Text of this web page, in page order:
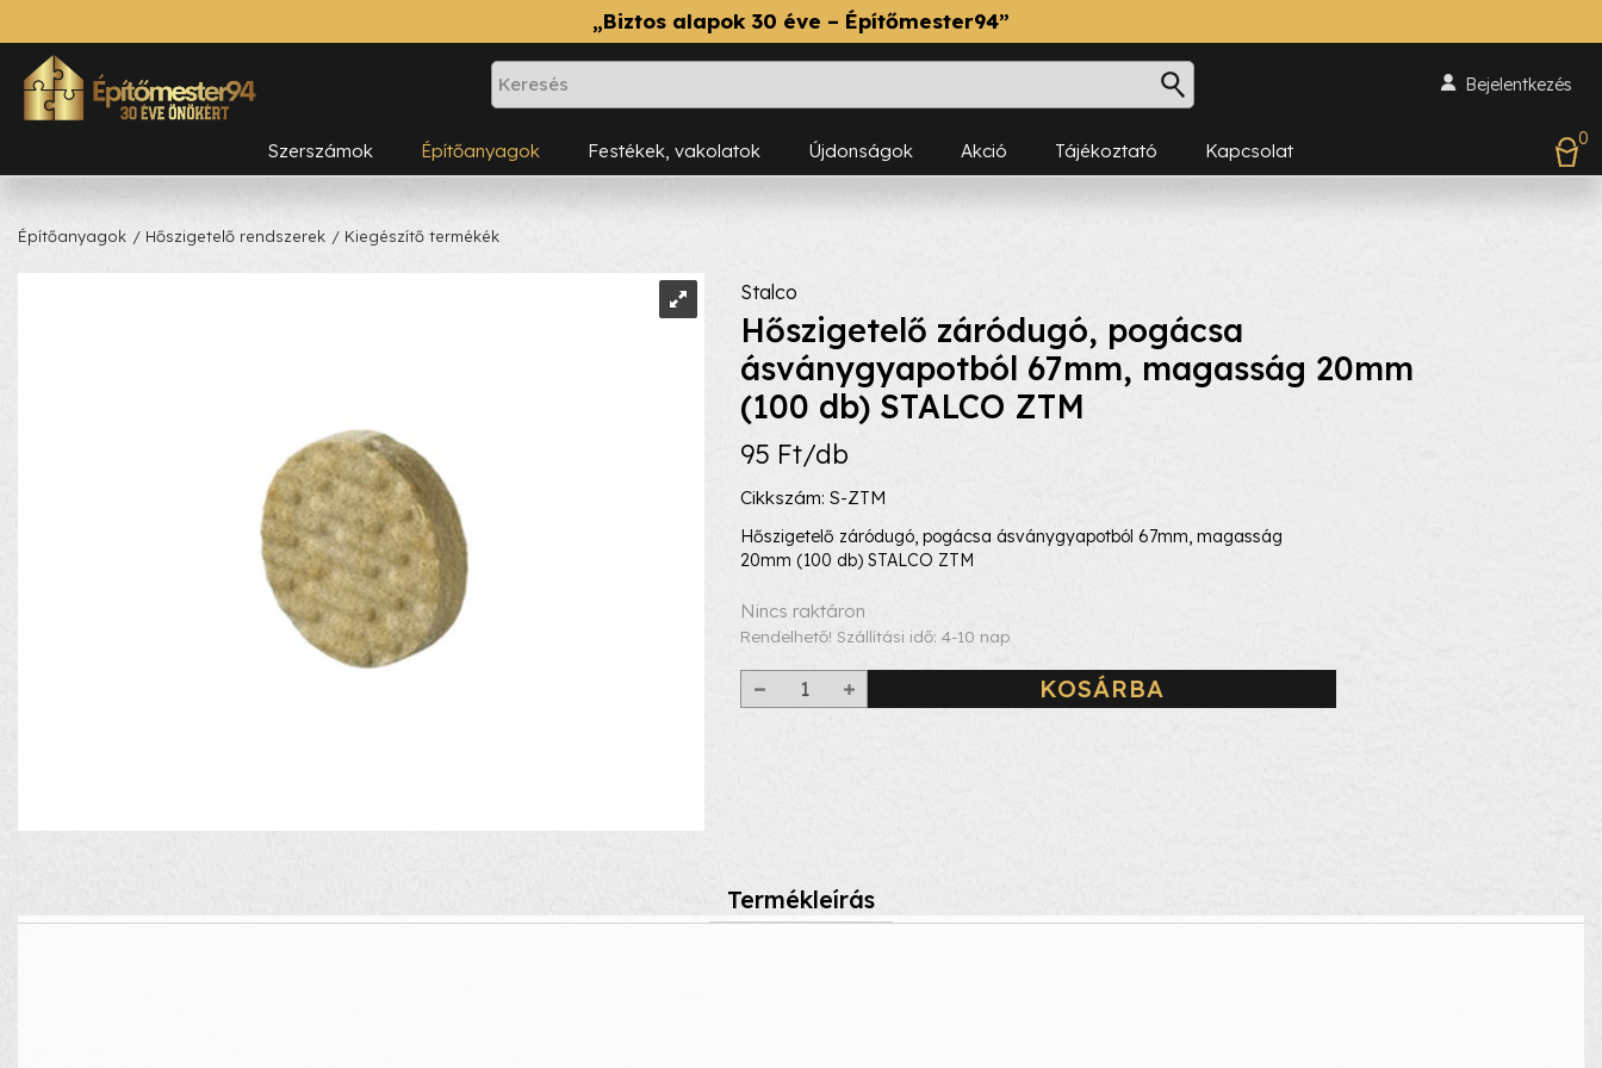
„Biztos alapok 30 éve – Építőmester94”
Bejelentkezés
Szerszámok Építőanyagok Festékek, vakolatok Újdonságok Akció Tájékoztató Kapcsolat
0
Építőanyagok / Hőszigetelő rendszerek / Kiegészítő termékék
Stalco
Hőszigetelő záródugó, pogácsa
ásványgyapotból 67mm, magasság 20mm
(100 db) STALCO ZTM
95 Ft/db
Cikkszám: S-ZTM
Hőszigetelő záródugó, pogácsa ásványgyapotból 67mm, magasság
20mm (100 db) STALCO ZTM
Nincs raktáron
Rendelhető! Szállítási idő: 4-10 nap
KOSÁRBA
Termékleírás